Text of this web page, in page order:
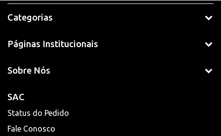
Categorias
Páginas Institucionais
Sobre Nós
SAC
Status do Pedido
Fale Conosco